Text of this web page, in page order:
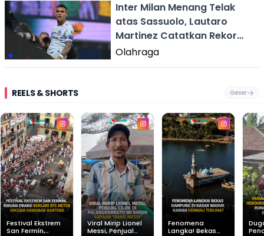
Inter Milan Menang Telak
atas Sassuolo, Lautaro
Martinez Catatkan Rekor
Baru!
Olahraga
REELS & SHORTS Geser
Festival Ekstrem
San Fermín,
Viral Mirip Lionel
Messi, Penjual
Fenomena
Langka! Bekas